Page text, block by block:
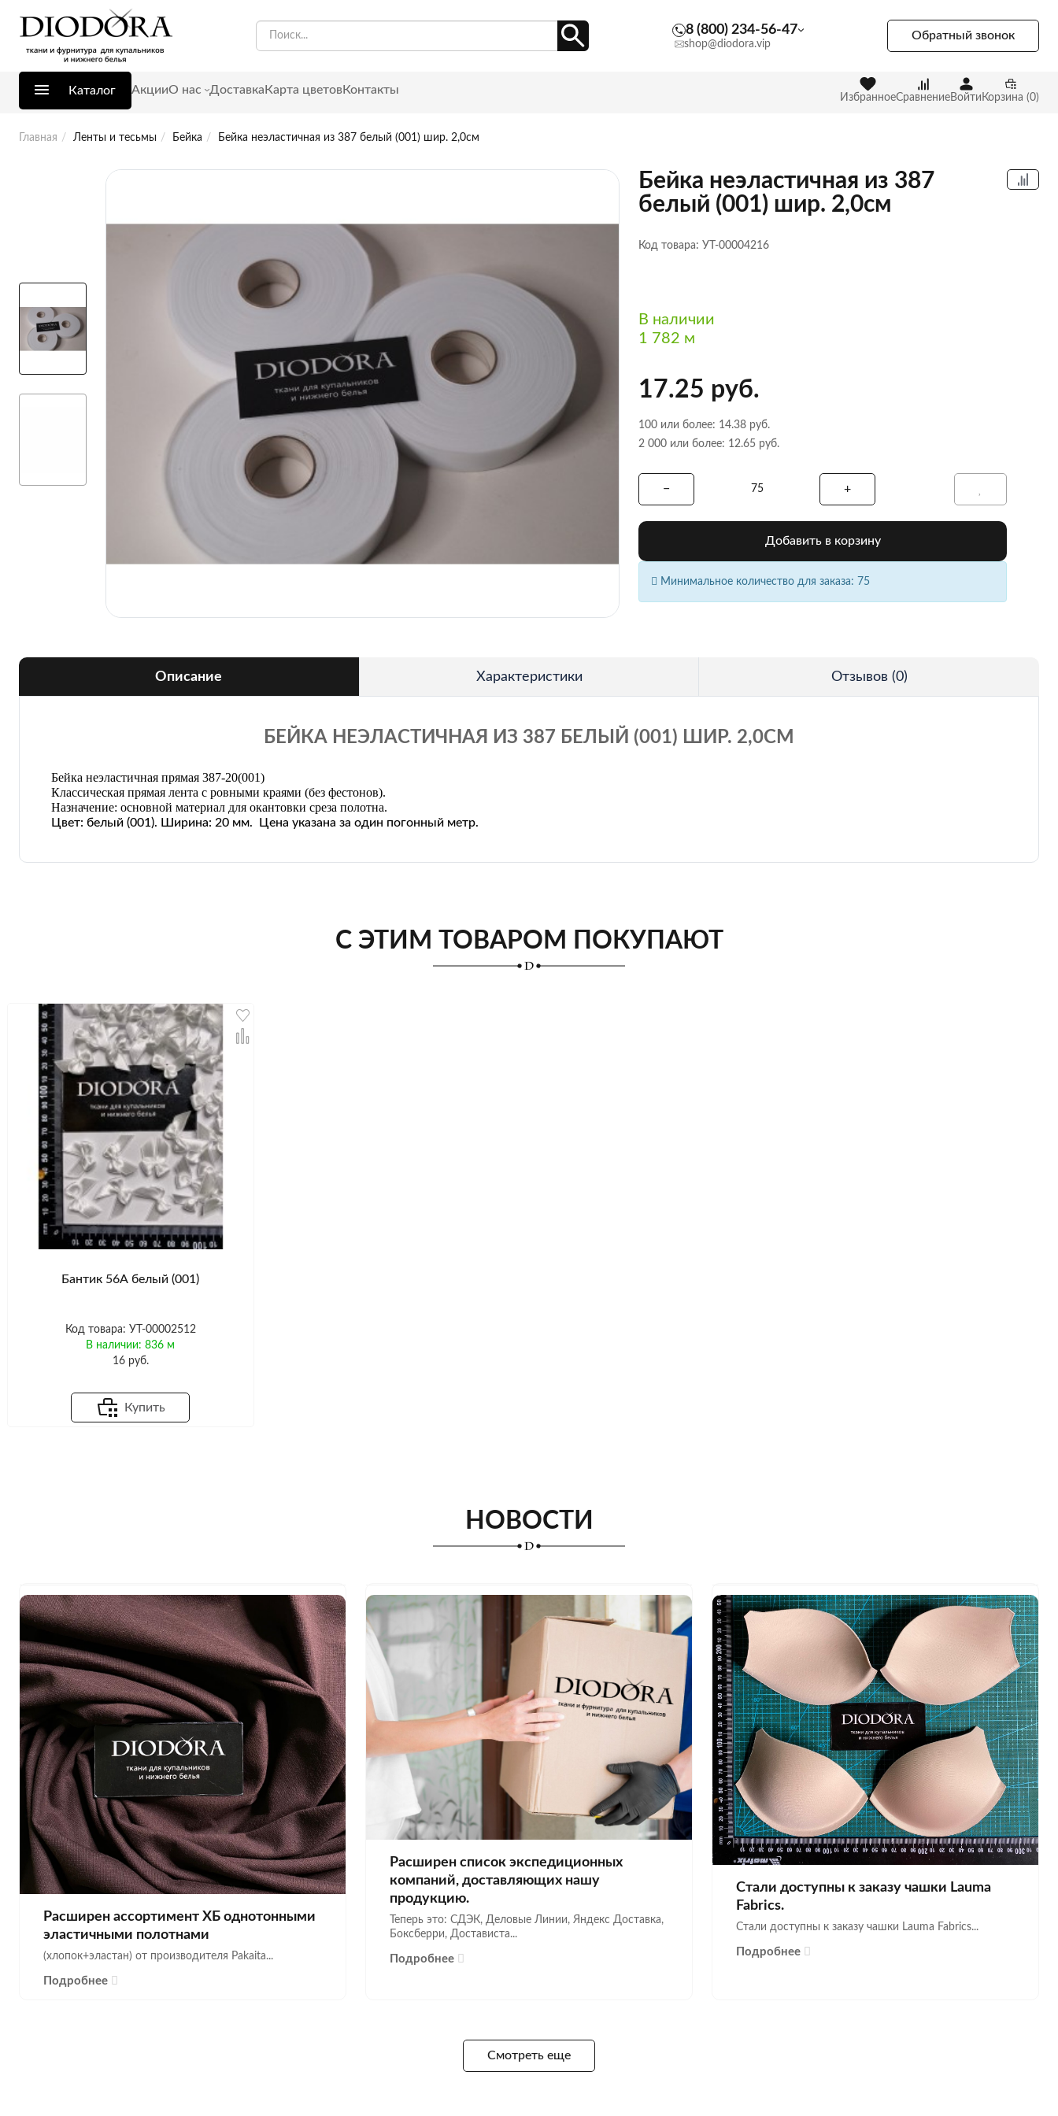
8 (800) 234-56-47
shop@diodora.vip
Обратный звонок
Каталог АкцииО нас Доставка Карта цветовКонтакты
ИзбранноеСравнениеВойти Корзина (0)
Главная Ленты и тесьмы Бейка Бейка неэластичная из 387 белый (001) шир. 2,0см
Бейка неэластичная из 387
белый (001) шир. 2,0см
Код товара: УТ-00004216
В наличии
1 782 м
17.25 руб.
100 или более: 14.38 руб.
2 000 или более: 12.65 руб.
Добавить в корзину
Минимальное количество для заказа: 75
Описание Характеристики Отзывов (0)
БЕЙКА НЕЭЛАСТИЧНАЯ ИЗ 387 БЕЛЫЙ (001) ШИР. 2,0СМ
Бейка неэластичная прямая 387-20(001)
Классическая прямая лента с ровными краями (без фестонов).
Назначение: основной материал для окантовки среза полотна.
Цвет: белый (001). Ширина: 20 мм. Цена указана за один погонный метр.
С ЭТИМ ТОВАРОМ ПОКУПАЮТ
Бантик 56А белый (001)
Код товара: УТ-00002512
В наличии: 836 м
16 руб.
Купить
НОВОСТИ
Расширен ассортимент ХБ однотонными
эластичными полотнами
(хлопок+эластан) от производителя Pakaita...
Подробнее
Расширен список экспедиционных
компаний, доставляющих нашу
продукцию.
Теперь это: СДЭК, Деловые Линии, Яндекс Доставка,
Боксберри, Достависта...
Подробнее
Стали доступны к заказу чашки Lauma
Fabrics.
Стали доступны к заказу чашки Lauma Fabrics...
Подробнее
Смотреть еще